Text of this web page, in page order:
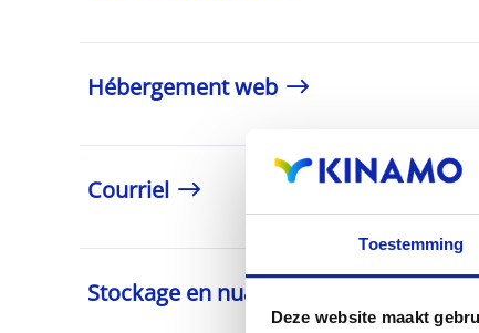
Toestemming
Deze website maakt
Hébergement web
Courriel
Stockage en nuage